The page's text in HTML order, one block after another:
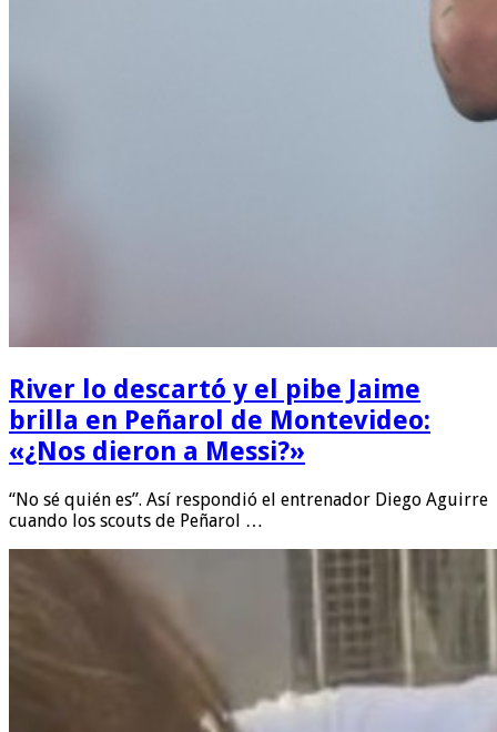
River lo descartó y el pibe Jaime
brilla en Peñarol de Montevideo:
«¿Nos dieron a Messi?»
“No sé quién es”. Así respondió el entrenador Diego Aguirre
cuando los scouts de Peñarol …